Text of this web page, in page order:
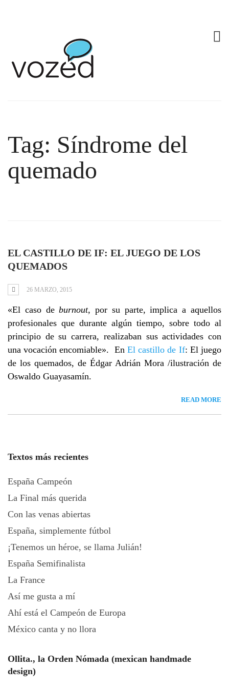
Tag: Síndrome del
quemado
EL CASTILLO DE IF: EL JUEGO DE LOS
QUEMADOS
26 MARZO, 2015
«El caso deburnout,por su parte, implica a aquellos
profesionales que durante algún tiempo, sobre todo al
principio de su carrera, realizaban sus actividades con
una vocación encomiable». En El castillo de If: El juego
de los quemados, de Édgar Adrián Mora /ilustración de
Oswaldo Guayasamín.
READ MORE
Textos más recientes
España Campeón
La Final más querida
Con las venas abiertas
España, simplemente fútbol
¡Tenemos un héroe, se llama Julián!
España Semifinalista
La France
Así me gusta a mí
Ahí está el Campeón de Europa
México canta y no llora
Ollita., la Orden Nómada (mexican handmade
design)